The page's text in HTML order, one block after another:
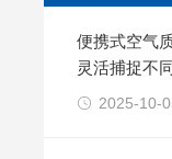
便携式空气
灵活捕捉不
异
2025-10-